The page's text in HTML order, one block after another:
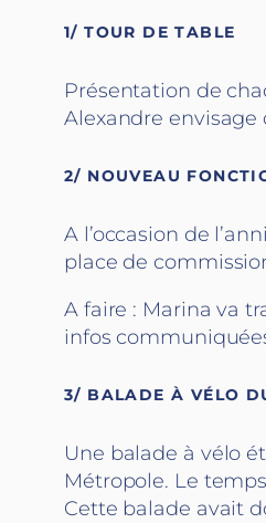
1/ TOUR DE TABLE
Présentation de
Alexandre envisage
2/ NOUVEAU
A l’occasion de
place de
A faire : Marina va
infos
3/ BALADE À VÉLO
Une balade à vélo
Métropole. Le
Cette balade avait